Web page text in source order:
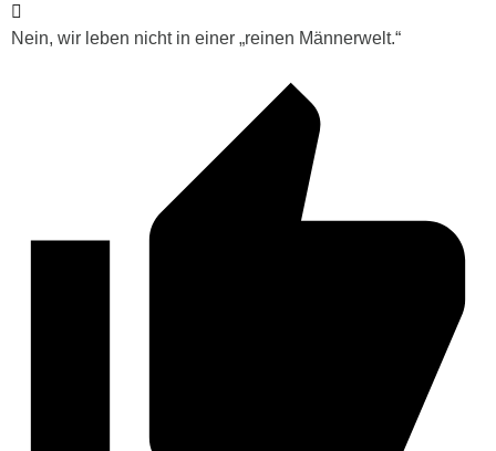
Nein, wir leben nicht in einer „reinen Männerwelt.“